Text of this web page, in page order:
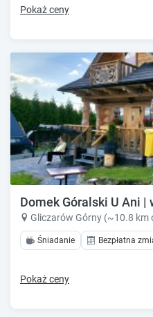
Pokaż ceny
Domek Góralski U Ani |
Gliczarów Górny (~10.8 km
Śniadanie Bezpłatna
Pokaż ceny